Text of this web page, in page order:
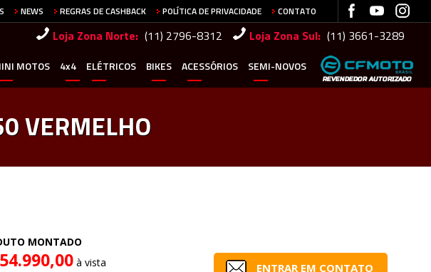
NEWS REGRAS DE CASHBACK POLÍTICA DE PRIVACIDADE CONTATO
Loja Zona Sul: (11) 3661-3289
Loja Zona Norte: (11) 2796-8312
MOTOS 4x4 ELÉTRICOS BIKES ACESSÓRIOS SEMI-NOVOS
VERMELHO
MONTADO
à vista
ENTRAR EM CONTATO